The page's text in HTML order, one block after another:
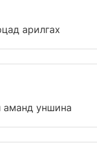
арилгах
аманд уншина